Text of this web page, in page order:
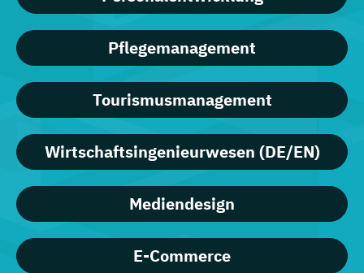
Pflegemanagement
Tourismusmanagement
Wirtschaftsingenieurwesen (DE/EN)
Mediendesign
E-Commerce